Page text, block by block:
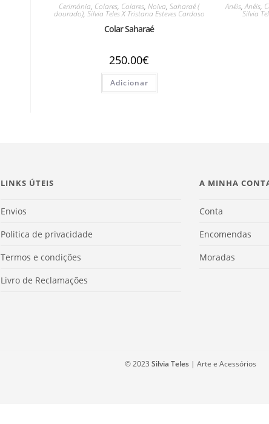
Cerimónia, Colares, Colares,Noiva,Saharaé (
dourado), Silvia Teles X Tristana Esteves Cardoso
Colar Saharaé
250.00€
Adicionar
Anéis,Anéis,
Silvia
LINKS ÚTEIS
Envios
Politica de privacidade
Termos e condições
Livro de Reclamações
A MINHA
Conta
Encomendas
Moradas
© 2023 Silvia Teles| Arte e Acessórios